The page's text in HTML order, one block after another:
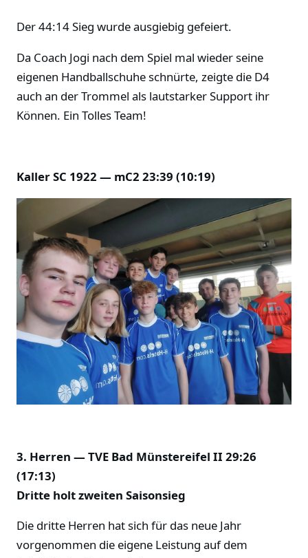
Der 44:14 Sieg wurde ausgiebig gefeiert.
Da Coach Jogi nach dem Spiel mal wieder seine
eigenen Handballschuhe schnürte, zeigte die D4
auch an der Trommel als lautstarker Support ihr
Können. Ein Tolles Team!
Kaller SC 1922 — mC2 23:39 (10:19)
3. Herren — TVE Bad Münstereifel II 29:26
(17:13)
Dritte holt zweiten Saisonsieg
Die dritte Herren hat sich für das neue Jahr
vorgenommen die eigene Leistung auf dem